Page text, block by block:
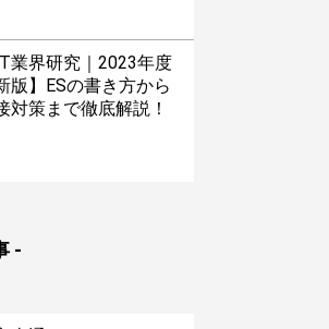
業界研究｜2023年度
版】ESの書き方から
対策まで徹底解説！
-